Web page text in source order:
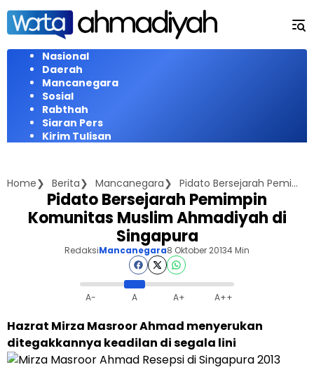
Langsung
konten
Nasional
Daerah
Mancanegara
Sosial
Rabthah
Siaran Pers
Kirim Tulisan
Home Berita Mancanegara Pidato Bersejarah Pemimpin Komunitas Muslim Ahmadiyah di Singapura
Pidato Bersejarah Pemimpin
Komunitas Muslim Ahmadiyah di
Singapura
RedaksiMancanegara8 Oktober 20134 Min
A- A A+ A++
Hazrat Mirza Masroor Ahmad menyerukan
ditegakkannya keadilan di segala lini